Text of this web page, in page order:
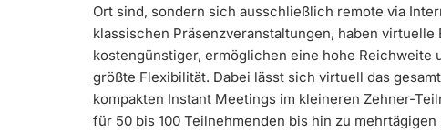
Ort sind, sondern sich ausschließlich remote via
klassischen Präsenzveranstaltungen, haben
kostengünstiger, ermöglichen eine hohe Reichweite
größte Flexibilität. Dabei lässt sich virtuell das
kompakten Instant Meetings im kleineren Zehner-
für 50 bis 100 Teilnehmenden bis hin zu